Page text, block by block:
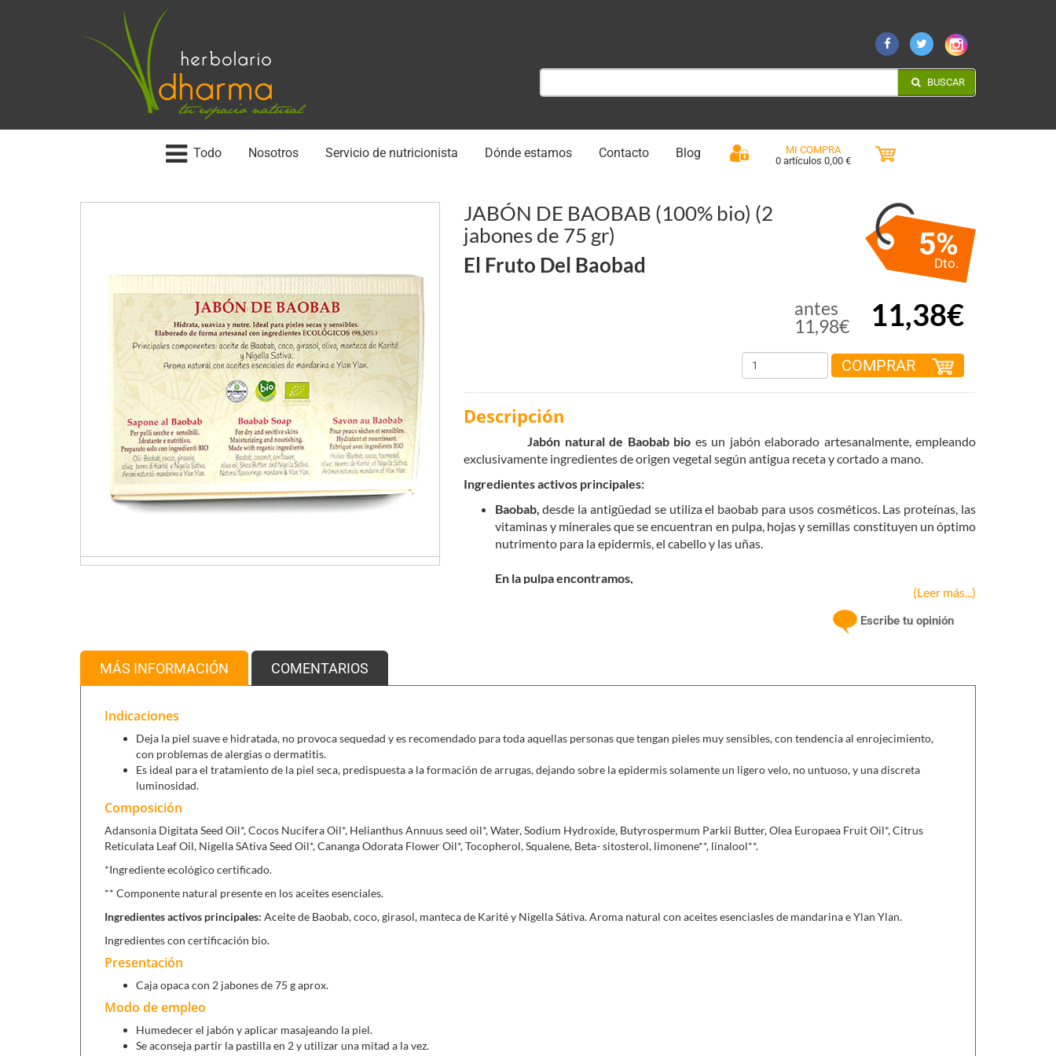
BUSCAR
Todo Nosotros Servicio de nutricionista Dónde estamos Contacto Blog
MI COMPRA
0 artículos 0,00 €
JABÓN DE BAOBAB (100% bio) (2
jabones de 75 gr)
El Fruto Del Baobad
5%
Dto.
antes
11,98€
11,38€
COMPRAR
Descripción
Jabón natural de Baobab bio es un jabón elaborado artesanalmente, empleando
exclusivamente ingredientes de origen vegetal según antigua receta y cortado a mano.
Ingredientes activos principales:
Baobab, desde la antigüedad se utiliza el baobab para usos cosméticos. Las proteínas, las
vitaminas y minerales que se encuentran en pulpa, hojas y semillas constituyen un óptimo
nutrimento para la epidermis, el cabello y las uñas.
En la pulpa encontramos,
útil para el mantenimiento de la integridad celular.
la estimulación de la circulación sanguínea.
Vitamina E,que combate la formación de los radicales libres.
protección de los tejidos.
brillante. Puede ser aplicada como mascarilla facial o bien en cremas.
(Leer más...)
Escribe tu opinión
MÁS INFORMACIÓN COMENTARIOS
Indicaciones
Deja la piel suave e hidratada, no provoca sequedad y es recomendado para toda aquellas personas que tengan pieles muy sensibles, con tendencia al enrojecimiento,
con problemas de alergias o dermatitis.
Es ideal para el tratamiento de la piel seca, predispuesta a la formación de arrugas, dejando sobre la epidermis solamente un ligero velo, no untuoso, y una discreta
luminosidad.
Composición
Adansonia Digitata Seed Oil*, Cocos Nucifera Oil*, Helianthus Annuus seed oil*, Water, Sodium Hydroxide, Butyrospermum Parkii Butter, Olea Europaea Fruit Oil*, Citrus
Reticulata Leaf Oil, Nigella SAtiva Seed Oil*, Cananga Odorata Flower Oil*, Tocopherol, Squalene, Beta- sitosterol, limonene**, linalool**.
*Ingrediente ecológico certificado.
** Componente natural presente en los aceites esenciales.
Ingredientes activos principales: Aceite de Baobab, coco, girasol, manteca de Karité y Nigella Sátiva. Aroma natural con aceites esenciasles de mandarina e Ylan Ylan.
Ingredientes con certificación bio.
Presentación
Caja opaca con 2 jabones de 75 g aprox.
Modo de empleo
Humedecer el jabón y aplicar masajeando la piel.
Se aconseja partir la pastilla en 2 y utilizar una mitad a la vez.